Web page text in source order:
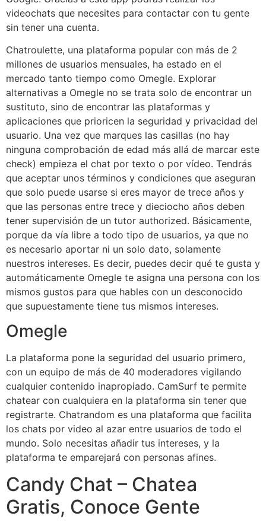
videochats que necesites para contactar con tu gente
sin tener una cuenta.
Chatroulette, una plataforma popular con más de 2
millones de usuarios mensuales, ha estado en el
mercado tanto tiempo como Omegle. Explorar
alternativas a Omegle no se trata solo de encontrar un
sustituto, sino de encontrar las plataformas y
aplicaciones que prioricen la seguridad y privacidad del
usuario. Una vez que marques las casillas (no hay
ninguna comprobación de edad más allá de marcar este
check) empieza el chat por texto o por vídeo. Tendrás
que aceptar unos términos y condiciones que aseguran
que solo puede usarse si eres mayor de trece años y
que las personas entre trece y dieciocho años deben
tener supervisión de un tutor authorized. Básicamente,
porque da vía libre a todo tipo de usuarios, ya que no
es necesario aportar ni un solo dato, solamente
nuestros intereses. Es decir, puedes decir qué te gusta y
automáticamente Omegle te asigna una persona con los
mismos gustos para que hables con un desconocido
que supuestamente tiene tus mismos intereses.
Omegle
La plataforma pone la seguridad del usuario primero,
con un equipo de más de 40 moderadores vigilando
cualquier contenido inapropiado. CamSurf te permite
chatear con cualquiera en la plataforma sin tener que
registrarte. Chatrandom es una plataforma que facilita
los chats por video al azar entre usuarios de todo el
mundo. Solo necesitas añadir tus intereses, y la
plataforma te emparejará con personas afines.
Candy Chat – Chatea
Gratis, Conoce Gente